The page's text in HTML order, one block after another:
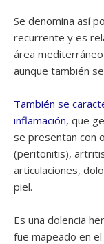
Se denomina así
recurrente y es
área
aunque también
También se
inflamación, que
se presentan con
(peritonitis),
articulaciones,
piel.
Es una dolencia
fue mapeado en